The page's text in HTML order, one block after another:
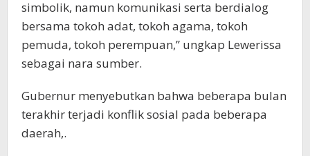
simbolik, namun komunikasi serta berdialog
bersama tokoh adat, tokoh agama, tokoh
pemuda, tokoh perempuan,” ungkap Lewerissa
sebagai nara sumber.
Gubernur menyebutkan bahwa beberapa bulan
terakhir terjadi konflik sosial pada beberapa
daerah,.